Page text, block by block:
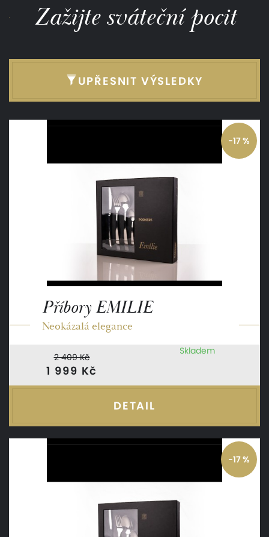
Zažijte sváteční pocit
UPŘESNIT VÝSLEDKY
-17 %
Příbory EMILIE
Neokázalá elegance
2 409 Kč
1 999 Kč
Skladem
DETAIL
-17 %